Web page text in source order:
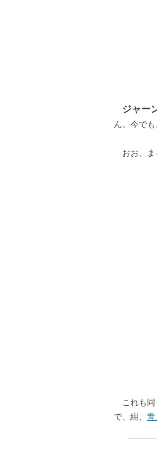
ジャー
ん。今で
おお、ま
これも同
で、紺、 青